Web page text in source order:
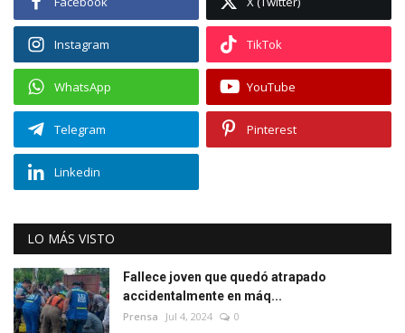
Podcast y Audios
Instagram TikTok
WhatsApp YouTube
Telegram Pinterest
Linkedin
LO MÁS VISTO
Fallece joven que quedó atrapado
accidentalmente en máq...
Prensa Jul 4, 2024 0